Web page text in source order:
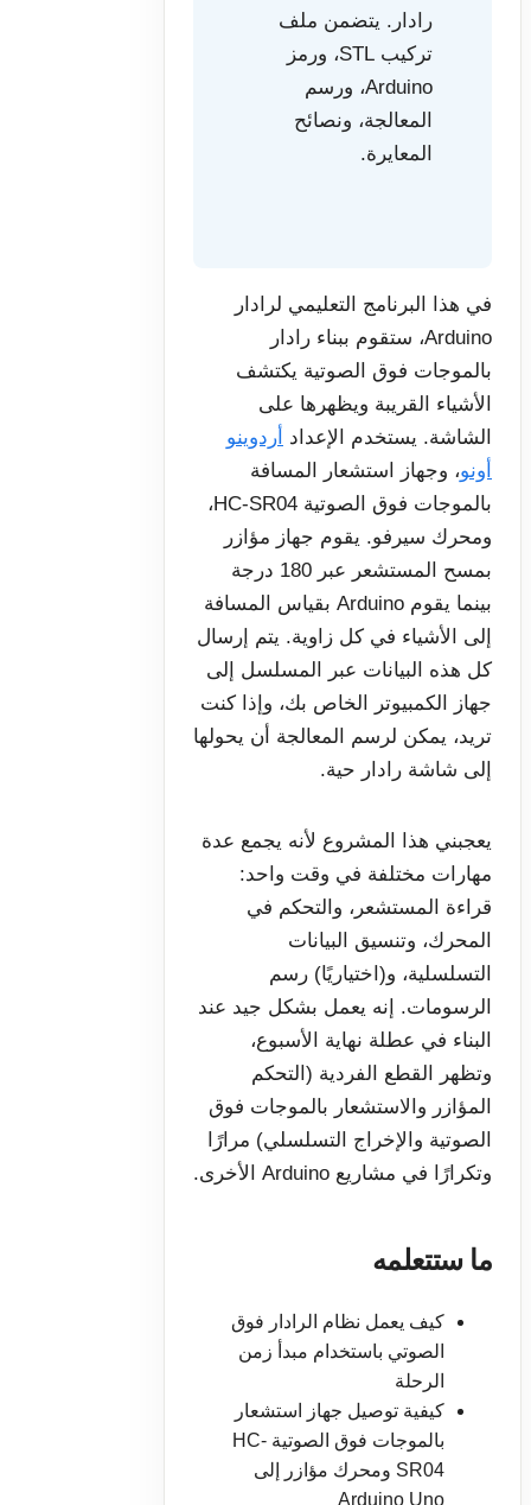
رادار. يتضمن ملف
تركيب STL، ورمز
Arduino، ورسم
المعالجة، ونصائح
المعايرة.
في هذا البرنامج التعليمي لرادار
Arduino، ستقوم ببناء رادار
بالموجات فوق الصوتية يكتشف
الأشياء القريبة ويظهرها على
الشاشة. يستخدم الإعداد أردوينو
أونو، وجهاز استشعار المسافة
بالموجات فوق الصوتية HC-SR04،
ومحرك سيرفو. يقوم جهاز مؤازر
بمسح المستشعر عبر 180 درجة
بينما يقوم Arduino بقياس المسافة
إلى الأشياء في كل زاوية. يتم إرسال
كل هذه البيانات عبر المسلسل إلى
جهاز الكمبيوتر الخاص بك، وإذا كنت
تريد، يمكن لرسم المعالجة أن يحولها
إلى شاشة رادار حية.
يعجبني هذا المشروع لأنه يجمع عدة
مهارات مختلفة في وقت واحد:
قراءة المستشعر، والتحكم في
المحرك، وتنسيق البيانات
التسلسلية، و(اختياريًا) رسم
الرسومات. إنه يعمل بشكل جيد عند
البناء في عطلة نهاية الأسبوع،
وتظهر القطع الفردية (التحكم
المؤازر والاستشعار بالموجات فوق
الصوتية والإخراج التسلسلي) مرارًا
وتكرارًا في مشاريع Arduino الأخرى.
ما ستتعلمه
كيف يعمل نظام الرادار فوق
الصوتي باستخدام مبدأ زمن
الرحلة
كيفية توصيل جهاز استشعار
بالموجات فوق الصوتية HC-
SR04 ومحرك مؤازر إلى
Arduino Uno